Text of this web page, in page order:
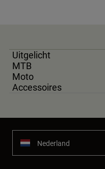
Uitgelicht
MTB
Moto
Accessoires
Nederland